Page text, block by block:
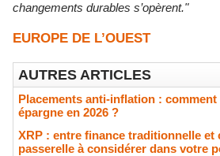
changements durables s’opèrent."
EUROPE DE L’OUEST
AUTRES ARTICLES
Placements anti-inflation :
épargne en 2026 ?
XRP : entre finance traditionnelle et
passerelle à considérer dans votre